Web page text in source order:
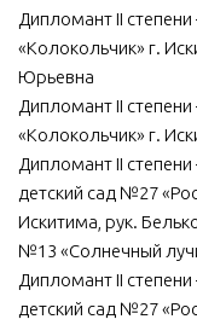
Дипломант II
«Колокольчик» г.
Юрьевна
Дипломант II
«Колокольчик» г.
Дипломант II
детский сад №27
Искитима, рук.
№13 «Солнечный
Дипломант II
детский сад №27